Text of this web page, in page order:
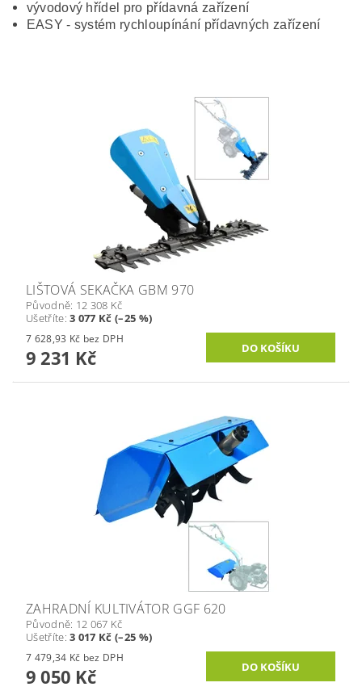
vývodový hřídel pro přídavná zařízení
EASY - systém rychloupínání přídavných zařízení
LIŠTOVÁ SEKAČKA GBM 970
Původně: 12 308 Kč
Ušetříte:3 077 Kč (–25 %)
7 628,93 Kč bez DPH
9 231 Kč
ZAHRADNÍ KULTIVÁTOR GGF 620
Původně: 12 067 Kč
Ušetříte:3 017 Kč (–25 %)
7 479,34 Kč bez DPH
9 050 Kč